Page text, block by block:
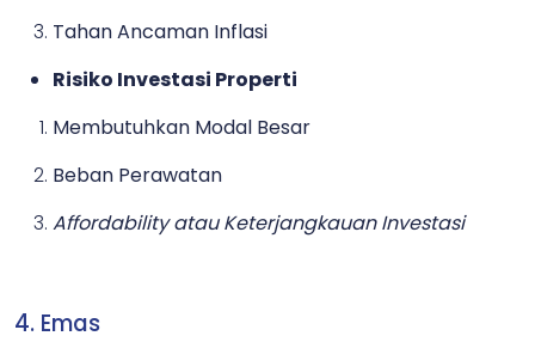
Tahan Ancaman Inflasi
Risiko Investasi Properti
Membutuhkan Modal Besar
Beban Perawatan
Affordability atau Keterjangkauan Investasi
4. Emas